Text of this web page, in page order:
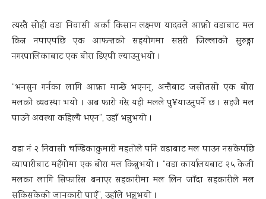
त्यस्तै सोही वडा निवासी अर्का किसान लक्ष्मण यादवले आफ्नो वडाबाट मल
किन्न नपाएपछि एक आफन्तको सहयोगमा सप्तरी जिल्लाको सुरुङ्गा
नगरपालिकाबाट एक बोरा डिएपी ल्याउनुभयो ।
“भनसुन गर्नका लागि आफ्ना मान्छे भएनन्, अन्तैबाट जसोतसो एक बोरा
मलको व्यवस्था भयो । अब फारो गरेर यही मलले पु¥याउनुपर्ने छ । सहजै मल
पाउने अवस्था कहिल्यै भएन”, उहाँ भन्नुभयो ।
वडा नं २ निवासी चण्डिकाकुमारी महतोले पनि वडाबाट मल पाउन नसकेपछि
व्यापारीबाट महँगोमा एक बोरा मल किन्नुभयो । “वडा कार्यालयबाट २५ केजी
मलका लागि सिफारिस बनाएर सहकारीमा मल लिन जाँदा सहकारीले मल
सकिसकेको जानकारी पाएँ”, उहाँले भन्नुभयो ।